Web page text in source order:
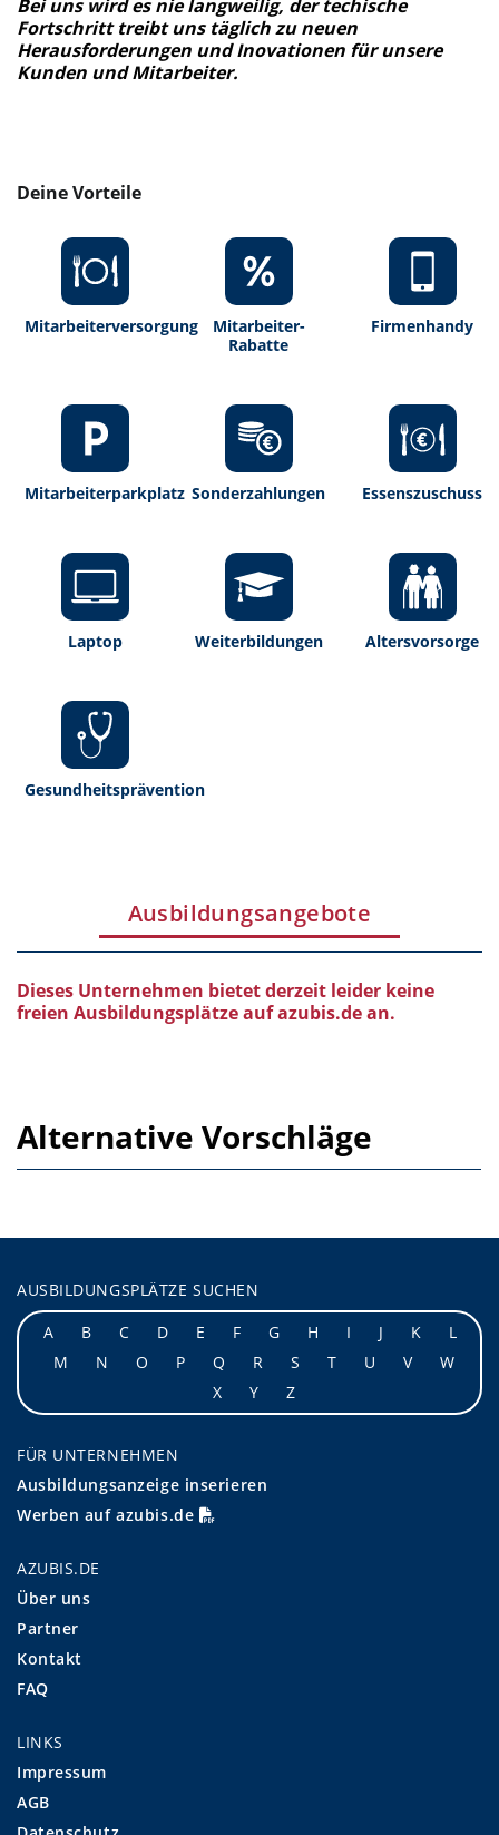
Bei uns wird es nie langweilig, der techische
Fortschritt treibt uns täglich zu neuen
Herausforderungen und Inovationen für unsere
Kunden und Mitarbeiter.
Deine Vorteile
Mitarbeiterversorgung
Mitarbeiter-
Rabatte
Firmenhandy
Mitarbeiterparkplatz Sonderzahlungen Essenszuschuss
Laptop Weiterbildungen Altersvorsorge
Gesundheitsprävention
Ausbildungsangebote
Dieses Unternehmen bietet derzeit leider keine
freien Ausbildungsplätze auf azubis.de an.
Alternative Vorschläge
AUSBILDUNGSPLÄTZE SUCHEN
A
B C D E F G H I J K
L
M
N O P Q R S T U V
W
X
Y Z
FÜR UNTERNEHMEN
Ausbildungsanzeige inserieren
Werben auf azubis.de
AZUBIS.DE
Über uns
Partner
Kontakt
FAQ
LINKS
Impressum
AGB